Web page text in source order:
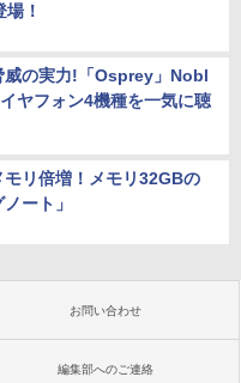
！
威の実力!「Osprey」Nobl
ヤフォン4機種を一気に聴
リ倍増！メモリ32GBの
ート」
お問い合わせ
編集部へのご連絡